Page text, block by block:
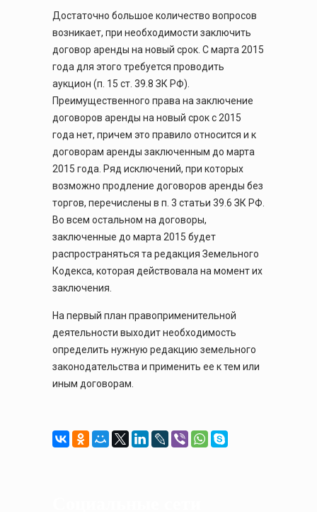
Достаточно большое количество вопросов
возникает, при необходимости заключить
договор аренды на новый срок. С марта 2015
года для этого требуется проводить
аукцион (п. 15 ст. 39.8 ЗК РФ).
Преимущественного права на заключение
договоров аренды на новый срок с 2015
года нет, причем это правило относится и к
договорам аренды заключенным до марта
2015 года. Ряд исключений, при которых
возможно продление договоров аренды без
торгов, перечислены в п. 3 статьи 39.6 ЗК РФ.
Во всем остальном на договоры,
заключенные до марта 2015 будет
распространяться та редакция Земельного
Кодекса, которая действовала на момент их
заключения.
На первый план правоприменительной
деятельности выходит необходимость
определить нужную редакцию земельного
законодательства и применить ее к тем или
иным договорам.